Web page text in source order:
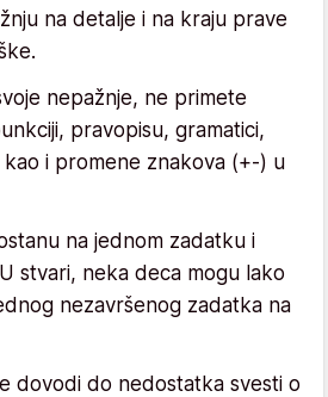
na detalje i na kraju prave
nepažnje, ne primete
pravopisu, gramatici,
kao i promene znakova (+-) u
na jednom zadatku i
stvari, neka deca mogu lako
nezavršenog zadatka na
dovodi do nedostatka svesti o